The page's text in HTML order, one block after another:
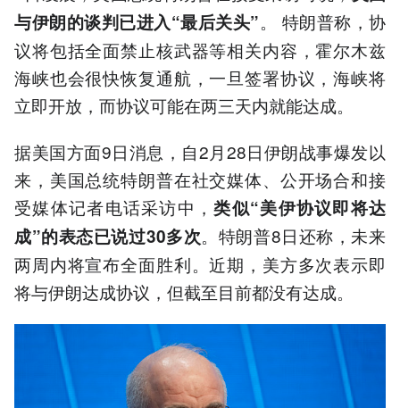
与伊朗的谈判已进入“最后关头”。 特朗普称，协
议将包括全面禁止核武器等相关内容，霍尔木兹
海峡也会很快恢复通航，一旦签署协议，海峡将
立即开放，而协议可能在两三天内就能达成。
据美国方面9日消息，自2月28日伊朗战事爆发以
来，美国总统特朗普在社交媒体、公开场合和接
受媒体记者电话采访中，类似“美伊协议即将达
成”的表态已说过30多次。特朗普8日还称，未来
两周内将宣布全面胜利。近期，美方多次表示即
将与伊朗达成协议，但截至目前都没有达成。